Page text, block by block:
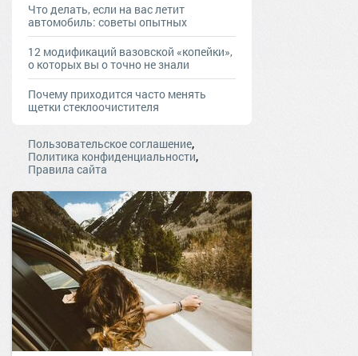
Что делать, если на вас летит
автомобиль: советы опытных
12 модификаций вазовской «копейки»,
о которых вы о точно не знали
Почему приходится часто менять
щетки стеклоочистителя
Пользовательское соглашение,
Политика конфиденциальности,
Правила сайта